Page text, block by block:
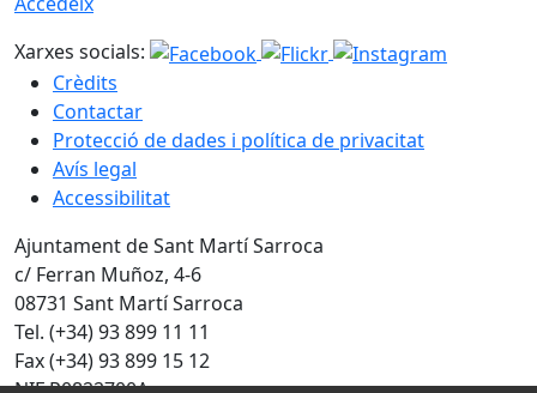
Xarxes socials:
Crèdits
Contactar
Protecció de dades i política de privacitat
Avís legal
Accessibilitat
Ajuntament de Sant Martí Sarroca
c/ Ferran Muñoz, 4-6
08731 Sant Martí Sarroca
Tel. (+34) 93 899 11 11
Fax (+34) 93 899 15 12